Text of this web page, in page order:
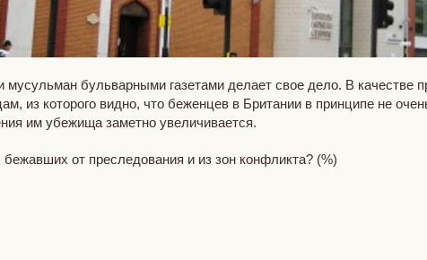
бульварными газетами делает свое дело. В качестве
из которого видно, что беженцев в Британии в принципе не
им убежища заметно увеличивается.
от преследования и из зон конфликта? (%)